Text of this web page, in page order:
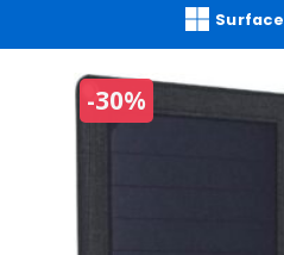
Surface
-30%